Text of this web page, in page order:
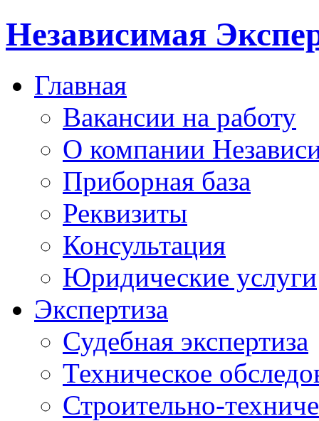
Независимая
Главная
Вакансии на работу
О компании
Приборная база
Реквизиты
Консультация
Юридические услуги
Экспертиза
Судебная экспертиза
Техническое
Строительно-